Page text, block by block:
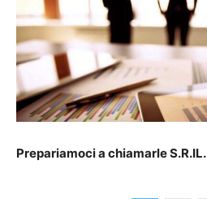
Prepariamoci a chiamarle S.R.IL.